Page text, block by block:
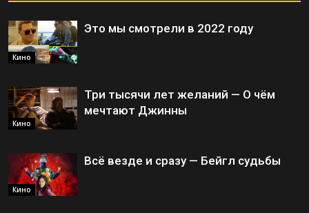
Кино
Это мы смотрели в 2022 году
Кино
Три тысячи лет желаний — О чём
мечтают Джинны
Кино
Всё везде и сразу — Бейгл судьбы